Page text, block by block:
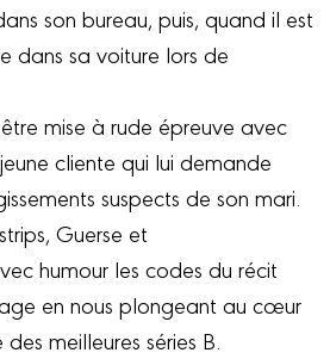
son bureau, puis, quand il est
dans sa voiture lors de
mise à rude épreuve avec
cliente qui lui demande
suspects de son mari.
Guerse et
humour les codes du récit
en nous plongeant au cœur
meilleures séries B.